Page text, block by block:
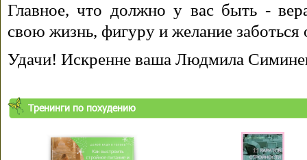
Главное, что должно у вас быть -
свою жизнь, фигуру и желание заботься
Удачи! Искренне ваша Людмила
Тренинги по похудению